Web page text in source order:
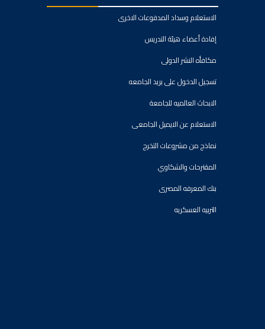
الاستعلام وسداد المدفوعات الاخرى
إفادة أعضاء هيئة التدريس
مكافأه النشر الدولى
تسجيل الدخول على بريد الجامعه
الابحاث العالميه للجامعة
الاستعلام عن الايميل الجامعى
نماذج من مشروعات التخرج
المقترحات والشكاوي
بنك المعرفه المصرى
التربيه العسكريه